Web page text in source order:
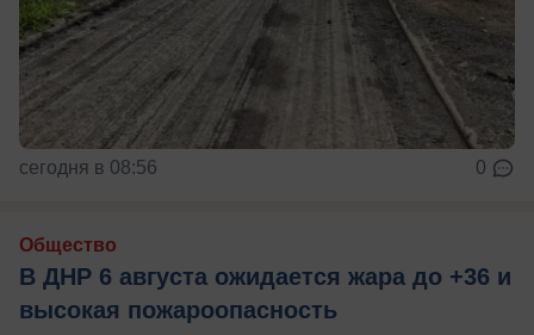
сегодня в 08:56 0
Общество
В ДНР 6 августа ожидается жара до +36 и
высокая пожароопасность